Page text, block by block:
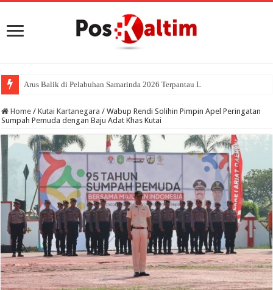
Home / Kutai Kartanegara / Wabup Rendi Solihin Pimpin Apel Peringatan
Sumpah Pemuda dengan Baju Adat Khas Kutai